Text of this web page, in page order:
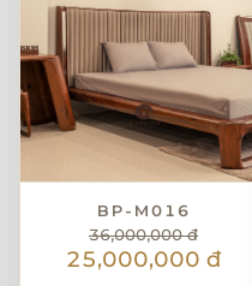
BP-M016
36,000,000 đ
25,000,000 đ